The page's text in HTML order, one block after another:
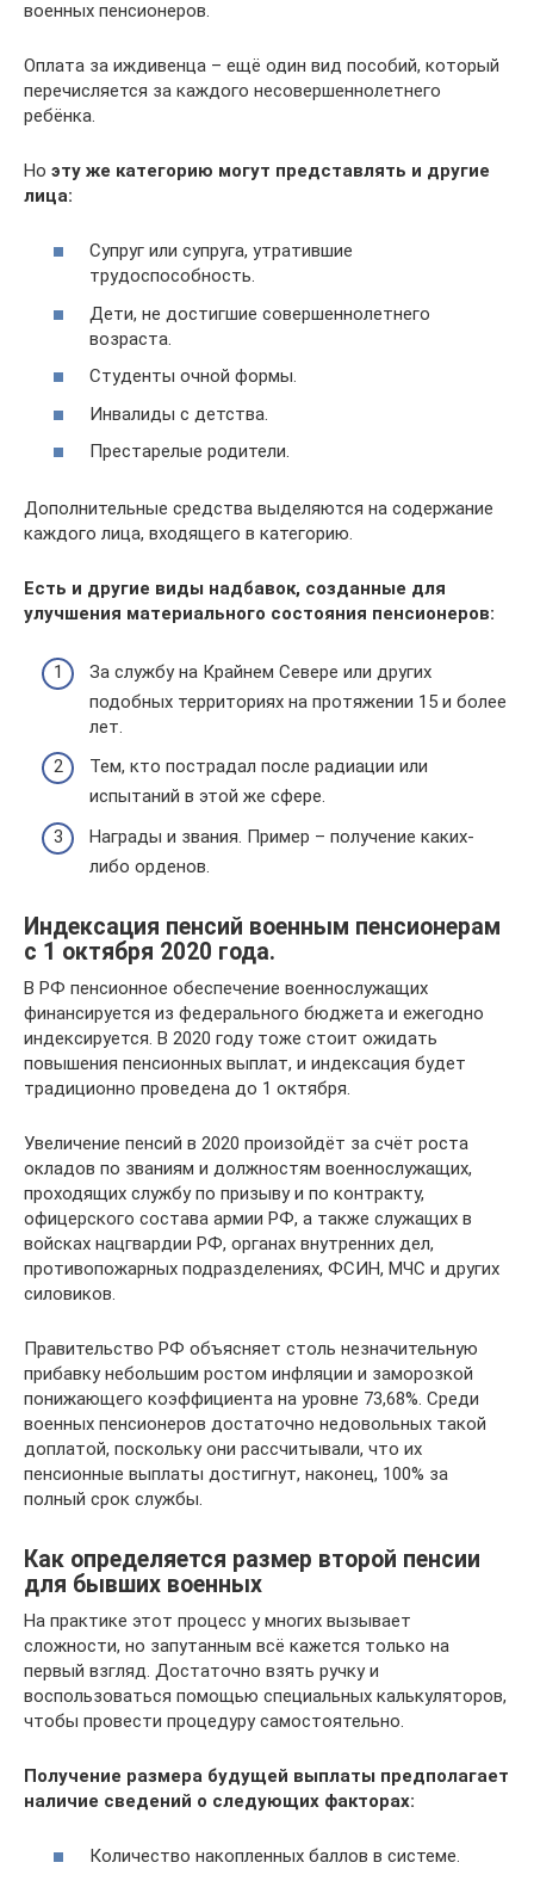
военных пенсионеров.
Оплата за иждивенца – ещё один вид пособий, который
перечисляется за каждого несовершеннолетнего
ребёнка.
Но эту же категорию могут представлять и другие
лица:
Супруг или супруга, утратившие
трудоспособность.
Дети, не достигшие совершеннолетнего
возраста.
Студенты очной формы.
Инвалиды с детства.
Престарелые родители.
Дополнительные средства выделяются на содержание
каждого лица, входящего в категорию.
Есть и другие виды надбавок, созданные для
улучшения материального состояния пенсионеров:
За службу на Крайнем Севере или других
подобных территориях на протяжении 15 и более
лет.
Тем, кто пострадал после радиации или
испытаний в этой же сфере.
Награды и звания. Пример – получение каких-
либо орденов.
Индексация пенсий военным пенсионерам
с 1 октября 2020 года.
В РФ пенсионное обеспечение военнослужащих
финансируется из федерального бюджета и ежегодно
индексируется. В 2020 году тоже стоит ожидать
повышения пенсионных выплат, и индексация будет
традиционно проведена до 1 октября.
Увеличение пенсий в 2020 произойдёт за счёт роста
окладов по званиям и должностям военнослужащих,
проходящих службу по призыву и по контракту,
офицерского состава армии РФ, а также служащих в
войсках нацгвардии РФ, органах внутренних дел,
противопожарных подразделениях, ФСИН, МЧС и других
силовиков.
Правительство РФ объясняет столь незначительную
прибавку небольшим ростом инфляции и заморозкой
понижающего коэффициента на уровне 73,68%. Среди
военных пенсионеров достаточно недовольных такой
доплатой, поскольку они рассчитывали, что их
пенсионные выплаты достигнут, наконец, 100% за
полный срок службы.
Как определяется размер второй пенсии
для бывших военных
На практике этот процесс у многих вызывает
сложности, но запутанным всё кажется только на
первый взгляд. Достаточно взять ручку и
воспользоваться помощью специальных калькуляторов,
чтобы провести процедуру самостоятельно.
Получение размера будущей выплаты предполагает
наличие сведений о следующих факторах:
Количество накопленных баллов в системе.